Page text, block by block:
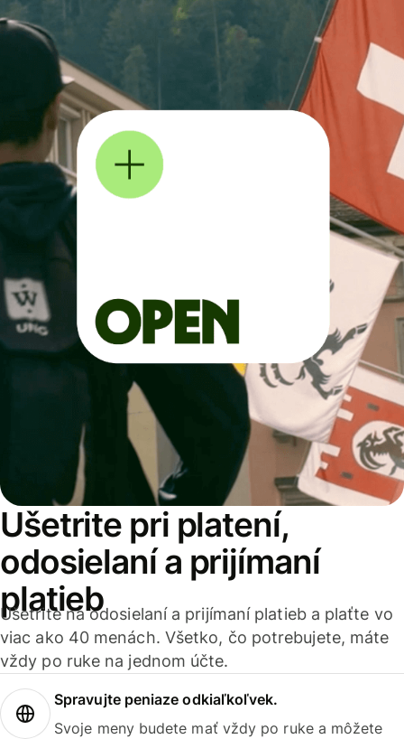
Ušetrite pri platení,
odosielaní a prijímaní
platieb
Ušetrite na odosielaní a prijímaní platieb a plaťte vo
viac ako 40 menách. Všetko, čo potrebujete, máte
vždy po ruke na jednom účte.
Spravujte peniaze odkiaľkoľvek.
Svoje meny budete mať vždy po ruke a môžete